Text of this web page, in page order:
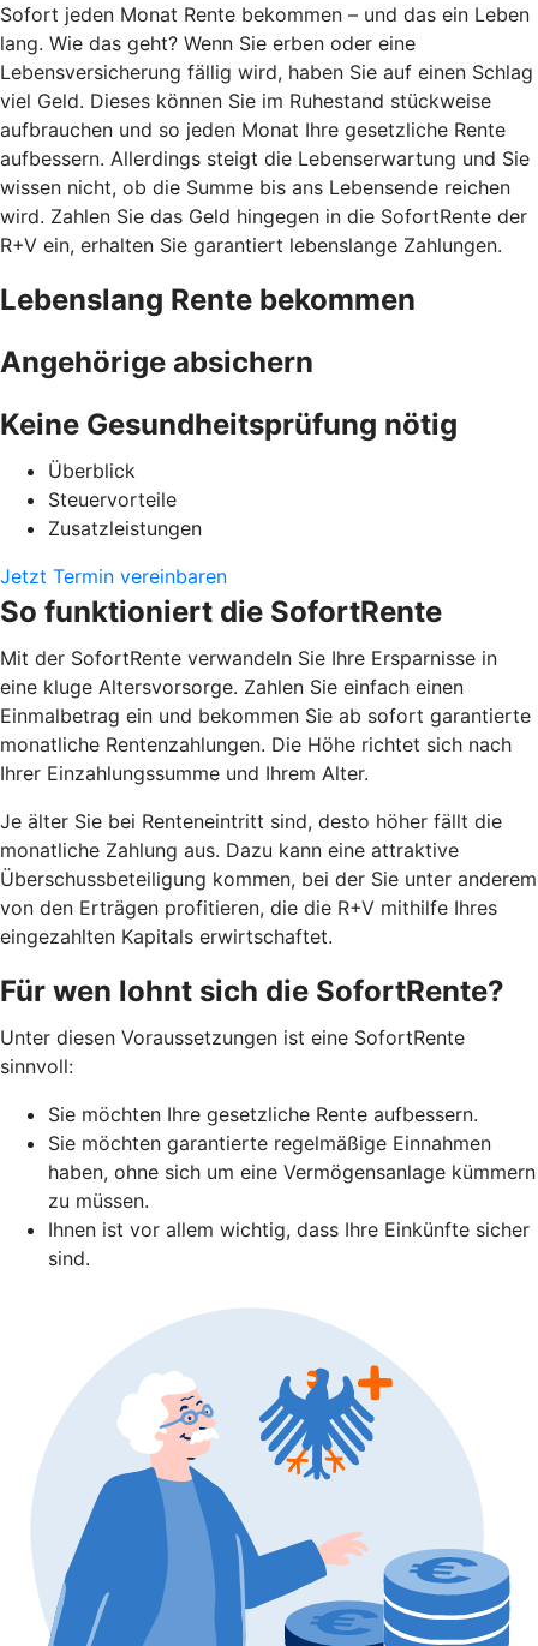
Sofort jeden Monat Rente bekommen – und das ein Leben
lang. Wie das geht? Wenn Sie erben oder eine
Lebensversicherung fällig wird, haben Sie auf einen Schlag
viel Geld. Dieses können Sie im Ruhestand stückweise
aufbrauchen und so jeden Monat Ihre gesetzliche Rente
aufbessern. Allerdings steigt die Lebenserwartung und Sie
wissen nicht, ob die Summe bis ans Lebensende reichen
wird. Zahlen Sie das Geld hingegen in die SofortRente der
R+V ein, erhalten Sie garantiert lebenslange Zahlungen.
Lebenslang Rente bekommen
Angehörige absichern
Keine Gesundheitsprüfung nötig
Überblick
Steuervorteile
Zusatzleistungen
Jetzt Termin vereinbaren
So funktioniert die SofortRente
Mit der SofortRente verwandeln Sie Ihre Ersparnisse in
eine kluge Altersvorsorge. Zahlen Sie einfach einen
Einmalbetrag ein und bekommen Sie ab sofort garantierte
monatliche Rentenzahlungen. Die Höhe richtet sich nach
Ihrer Einzahlungssumme und Ihrem Alter.
Je älter Sie bei Renteneintritt sind, desto höher fällt die
monatliche Zahlung aus. Dazu kann eine attraktive
Überschussbeteiligung kommen, bei der Sie unter anderem
von den Erträgen profitieren, die die R+V mithilfe Ihres
eingezahlten Kapitals erwirtschaftet.
Für wen lohnt sich die SofortRente?
Unter diesen Voraussetzungen ist eine SofortRente
sinnvoll:
Sie möchten Ihre gesetzliche Rente aufbessern.
Sie möchten garantierte regelmäßige Einnahmen
haben, ohne sich um eine Vermögensanlage kümmern
zu müssen.
Ihnen ist vor allem wichtig, dass Ihre Einkünfte sicher
sind.